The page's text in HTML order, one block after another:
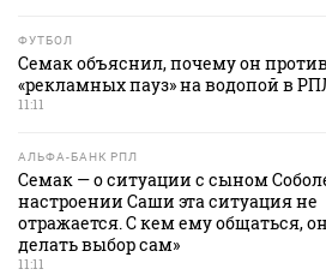
ФУТБОЛ
Семак объяснил, почему он против
«рекламных пауз» на водопой в
11:11
АЛЬФА-БАНК РПЛ
Семак — о ситуации с сыном
настроении Саши эта ситуация не
отражается. С кем ему общаться,
делать выбор сам»
11:11